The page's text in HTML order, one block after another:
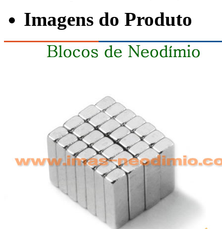
Imagens do Produto